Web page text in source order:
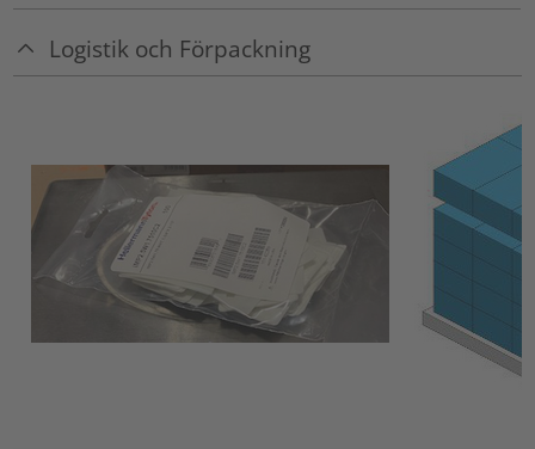
Logistik och Förpackning